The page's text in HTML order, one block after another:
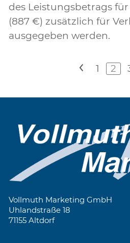
des Leistungsbetrags
(887 €) zusätzlich für
ausgegeben werden.
< 1 2
Vollmuth Marketing GmbH
Uhlandstraße 18
71155 Altdorf